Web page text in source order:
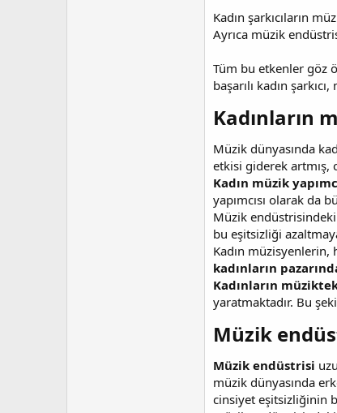
Kadın şarkıcıların
Ayrıca müzik
Tüm bu etkenler göz
başarılı kadın
Kadınların
Müzik dünyasında
etkisi giderek artmış,
Kadın müzik
yapımcısı olarak da
Müzik endüstrisindeki
bu eşitsizliği
Kadın
kadınların
Kadınların
yaratmaktadır. Bu
Müzik
Müzik endüstrisi
müzik dünyasında
cinsiyet eşitsizliğinin